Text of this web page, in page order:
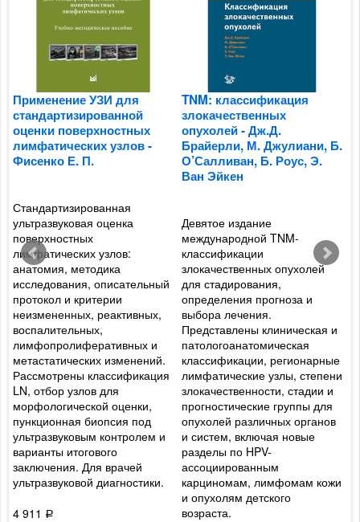
Применение УЗИ для
стандартизированной
оценки поверхностных
лимфатических узлов -
Фисенко Е. П.
Стандартизированная
ультразвуковая оценка
поверхностных
лимфатических узлов:
анатомия, методика
исследования, описательный
протокол и критерии
неизмененных, реактивных,
воспалительных,
лимфопролиферативных и
метастатических изменений.
Рассмотрены классификация
LN, отбор узлов для
морфологической оценки,
пункционная биопсия под
ультразвуковым контролем и
варианты итогового
заключения. Для врачей
ультразвуковой диагностики.
4 911
Р
TNM: классификация
злокачественных
опухолей - Дж.Д.
Брайерли, М. Джулиани, Б.
О’Салливан, Б. Роус, Э.
Ван Эйкен
Девятое издание
международной TNM-
классификации
злокачественных опухолей
для стадирования,
определения прогноза и
выбора лечения.
Представлены клиническая и
патологоанатомическая
классификации, регионарные
лимфатические узлы, степени
злокачественности, стадии и
прогностические группы для
опухолей различных органов
и систем, включая новые
разделы по HPV-
ассоциированным
карциномам, лимфомам кожи
и опухолям детского
возраста.